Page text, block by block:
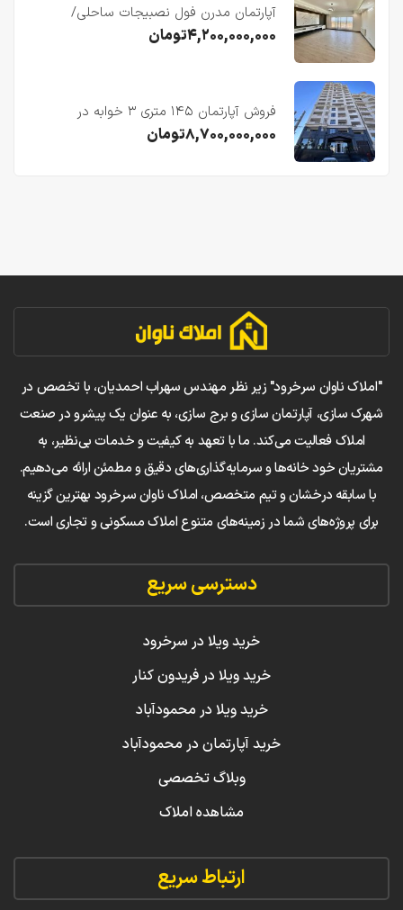
آپارتمان مدرن فول نصبیجات ساحلی/
فریدونکنار
۴,۲۰۰,۰۰۰,۰۰۰تومان
فروش آپارتمان ۱۴۵ متری ۳ خوابه در
فریدونکنار
۸,۷۰۰,۰۰۰,۰۰۰تومان
"املاک ناوان سرخرود" زیر نظر مهندس سهراب احمدیان، با تخصص در
شهرک سازی، آپارتمان سازی و برج سازی، به عنوان یک پیشرو در صنعت
املاک فعالیت می‌کند. ما با تعهد به کیفیت و خدمات بی‌نظیر، به
مشتریان خود خانه‌ها و سرمایه‌گذاری‌های دقیق و مطمئن ارائه می‌دهیم.
با سابقه درخشان و تیم متخصص، املاک ناوان سرخرود بهترین گزینه
برای پروژه‌های شما در زمینه‌های متنوع املاک مسکونی و تجاری است.
دسترسی سریع
خرید ویلا در سرخرود
خرید ویلا در فریدون کنار
خرید ویلا در محمودآباد
خرید آپارتمان در محمودآباد
وبلاگ تخصصی
مشاهده املاک
ارتباط سریع